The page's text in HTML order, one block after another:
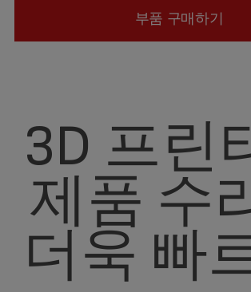
부품 구매하기
3D 프린
제품 수
더욱 빠